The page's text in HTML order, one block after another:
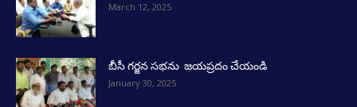
March 12, 2025
బీసీ గర్జన సభను జయప్రదం చేయండి
January 30, 2025